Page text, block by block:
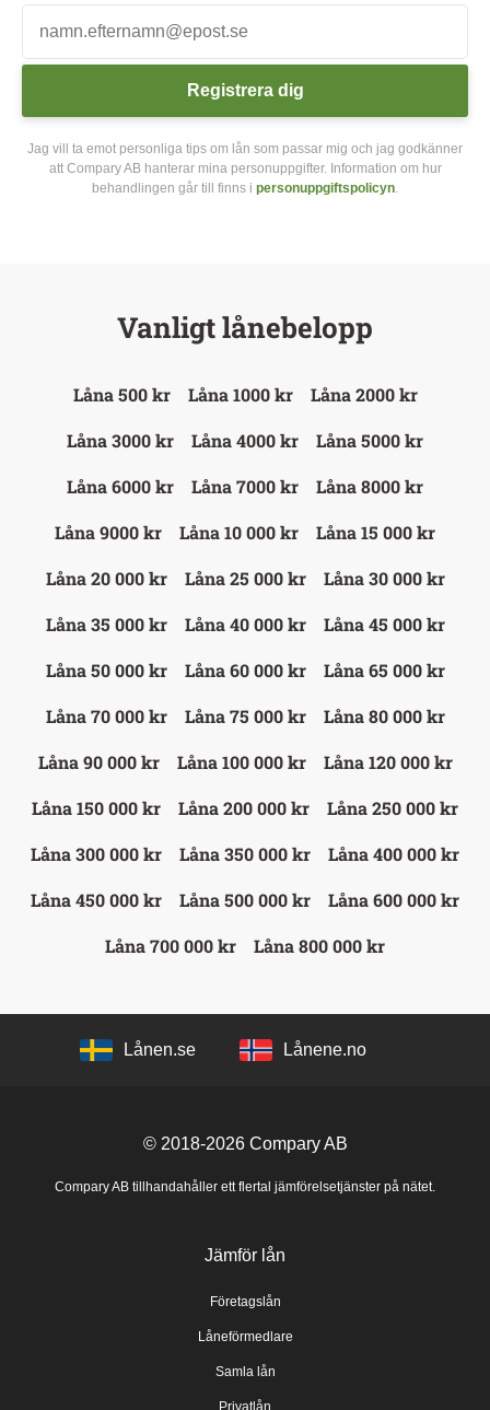
Registrera dig
Jag vill ta emot personliga tips om lån som passar mig och jag godkänner
att Compary AB hanterar mina personuppgifter. Information om hur
behandlingen går till finns i personuppgiftspolicyn
Vanligt lånebelopp
Låna 500 kr Låna 1000 kr
Låna 2000 kr
Låna 3000 kr
Låna 4000 kr
Låna 5000 kr
Låna 6000 kr
Låna 7000 kr
Låna 8000 kr
Låna 9000 kr
Låna 10 000 kr
Låna 15 000 kr
Låna 20 000 kr
Låna 25 000 kr
Låna 30 000 kr
Låna 35 000 kr
Låna 40 000 kr
Låna 45 000 kr
Låna 50 000 kr
Låna 60 000 kr
Låna 65 000 kr
Låna 70 000 kr
Låna 75 000 kr
Låna 80 000 kr
Låna 90 000 kr
Låna 100 000 kr
Låna 120 000 kr
Låna 150 000 kr
Låna 200 000 kr
Låna 250 000 kr
Låna 300 000 kr
Låna 350 000 kr
Låna 400 000 kr
Låna 450 000 kr
Låna 500 000 kr
Låna 600 000 kr
Låna 700 000 kr
Låna 800 000 kr
Lånen.se Lånene.no
© 2018-2026Compary AB
Compary AB tillhandahåller ett flertal jämförelsetjänster på nätet.
Jämför lån
Företagslån
Låneförmedlare
Samla lån
Privatlån